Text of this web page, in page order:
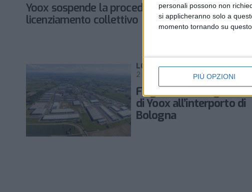
personali possono non
si applicheranno solo a
momento tornando su
PIÙ OPZIONI
Yoox sospende la procedura di
licenziamento collettivo
Yoox apre a
dal
Fiege rileva la logistica
di Yoox all’interporto di
Bologna
LOGISTICA
2 LUGLIO 2025